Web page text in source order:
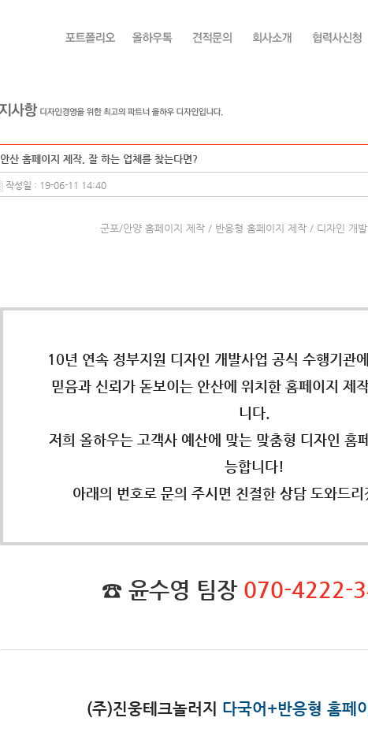
안산 홈페이지 제작, 잘 하는 업체를 찾는다면?
작성일 : 19-06-11 14:40
군포/안양 홈페이지 제작 / 반응형 홈페이지 제작 / 디자인 개
10년 연속 정부지원 디자인 개발사업 공식 수행기관
믿음과 신뢰가 돋보이는 안산에 위치한 홈페이지 제
니다.
저희 올하우는 고객사 예산에 맞는 맞춤형 디자인 홈
능합니다!
아래의 번호로 문의 주시면 친절한 상담 도와드
☎ 윤수영 팀장 070-4222-
(주)진웅테크놀러지 다국어+반응형 홈페